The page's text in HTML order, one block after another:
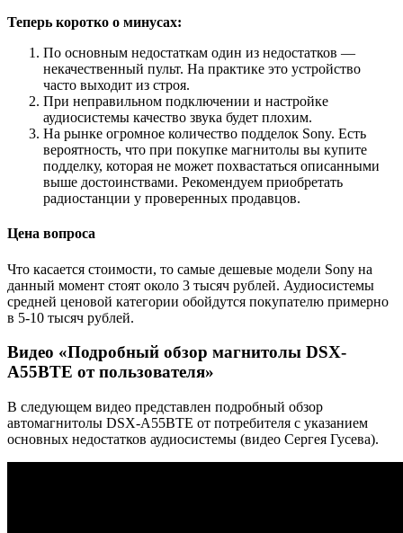
Теперь коротко о минусах:
По основным недостаткам один из недостатков —
некачественный пульт. На практике это устройство
часто выходит из строя.
При неправильном подключении и настройке
аудиосистемы качество звука будет плохим.
На рынке огромное количество подделок Sony. Есть
вероятность, что при покупке магнитолы вы купите
подделку, которая не может похвастаться описанными
выше достоинствами. Рекомендуем приобретать
радиостанции у проверенных продавцов.
Цена вопроса
Что касается стоимости, то самые дешевые модели Sony на
данный момент стоят около 3 тысяч рублей. Аудиосистемы
средней ценовой категории обойдутся покупателю примерно
в 5-10 тысяч рублей.
Видео «Подробный обзор магнитолы DSX-
A55BTE от пользователя»
В следующем видео представлен подробный обзор
автомагнитолы DSX-A55BTE от потребителя с указанием
основных недостатков аудиосистемы (видео Сергея Гусева).